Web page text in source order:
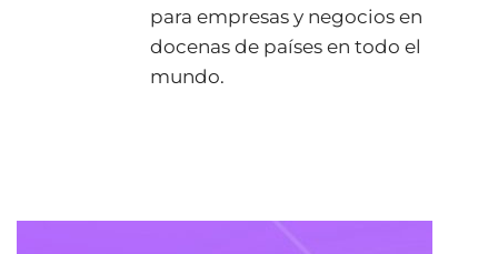
para empresas y negocios en
docenas de países en todo el
mundo.